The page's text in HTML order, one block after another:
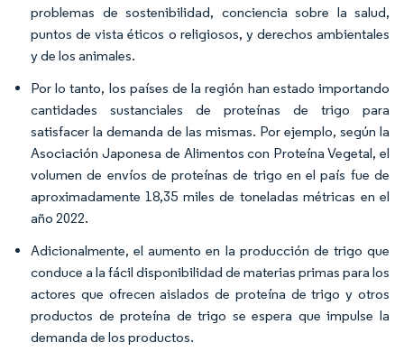
problemas de sostenibilidad, conciencia sobre la salud,
puntos de vista éticos o religiosos, y derechos ambientales
y de los animales.
Por lo tanto, los países de la región han estado importando
cantidades sustanciales de proteínas de trigo para
satisfacer la demanda de las mismas. Por ejemplo, según la
Asociación Japonesa de Alimentos con Proteína Vegetal, el
volumen de envíos de proteínas de trigo en el país fue de
aproximadamente 18,35 miles de toneladas métricas en el
año 2022.
Adicionalmente, el aumento en la producción de trigo que
conduce a la fácil disponibilidad de materias primas para los
actores que ofrecen aislados de proteína de trigo y otros
productos de proteína de trigo se espera que impulse la
demanda de los productos.